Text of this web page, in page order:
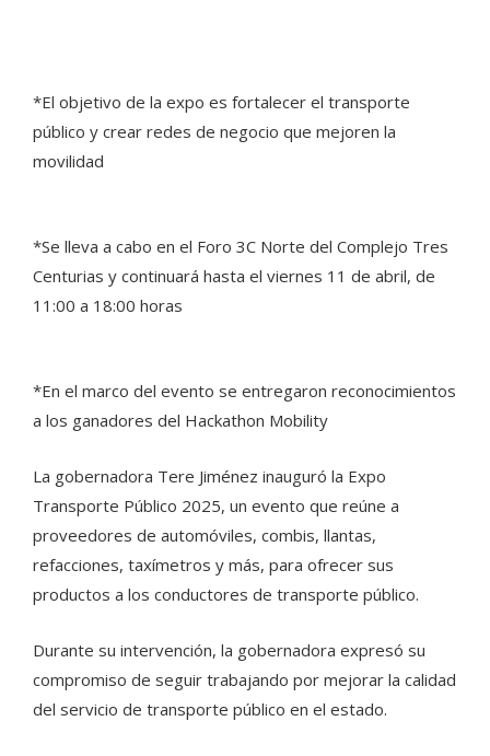
*El objetivo de la expo es fortalecer el transporte
público y crear redes de negocio que mejoren la
movilidad
*Se lleva a cabo en el Foro 3C Norte del Complejo Tres
Centurias y continuará hasta el viernes 11 de abril, de
11:00 a 18:00 horas
*En el marco del evento se entregaron reconocimientos
a los ganadores del Hackathon Mobility
La gobernadora Tere Jiménez inauguró la Expo
Transporte Público 2025, un evento que reúne a
proveedores de automóviles, combis, llantas,
refacciones, taxímetros y más, para ofrecer sus
productos a los conductores de transporte público.
Durante su intervención, la gobernadora expresó su
compromiso de seguir trabajando por mejorar la calidad
del servicio de transporte público en el estado.